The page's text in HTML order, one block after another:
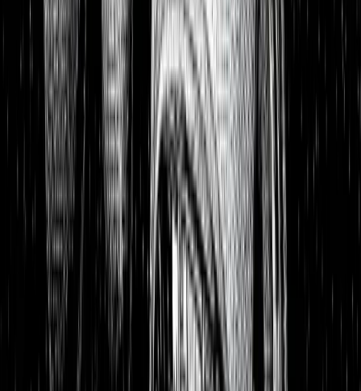
Aktienanalysen